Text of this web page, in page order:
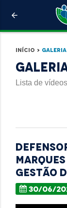
arrow_back
Início > Galeria
Lista de
gestão
30/06/